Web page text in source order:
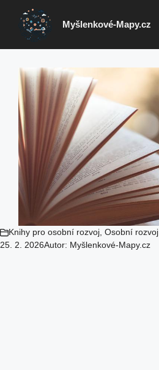
Přeskočit
obsah
Myšlenkové-Mapy.cz
Knihy pro osobní rozvoj, Osobní rozvoj
25. 2. 2026Autor: Myšlenkové-Mapy.cz